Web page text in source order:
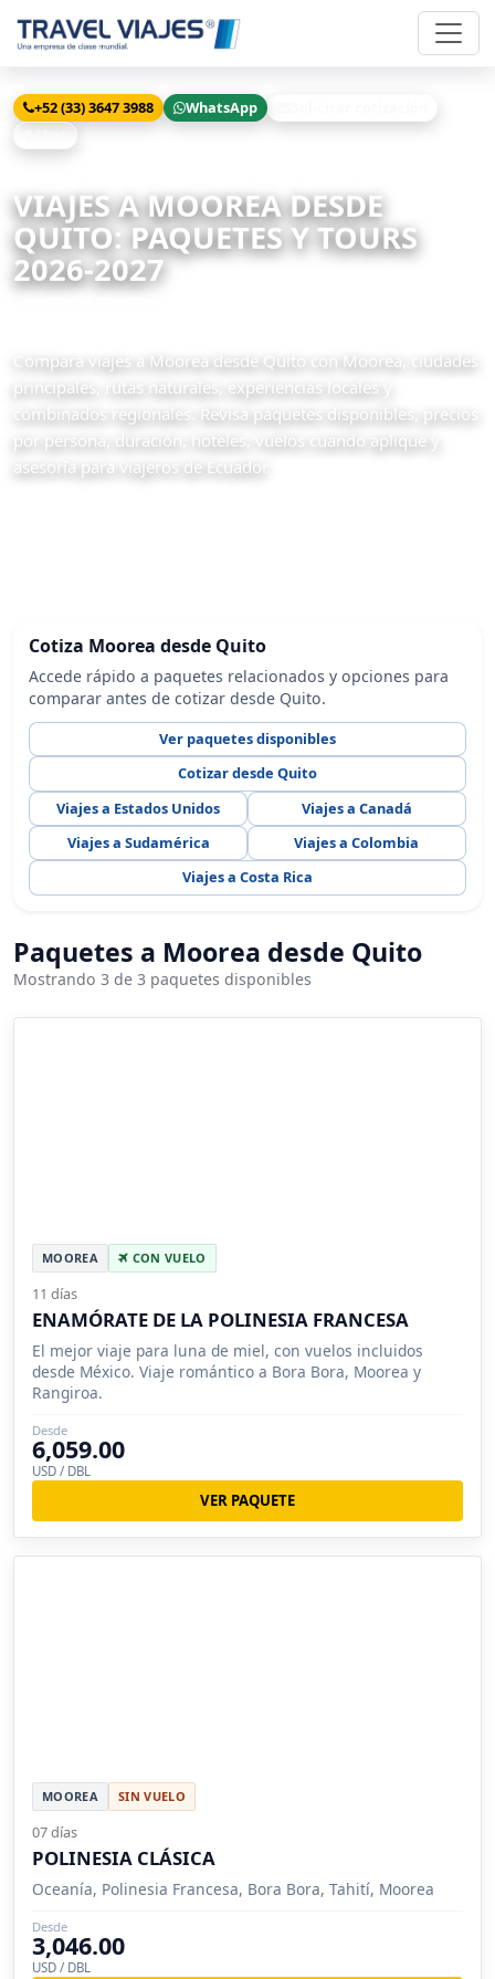
+52 (33) 3647 3988 WhatsApp
VIAJES A MOOREA DESDE
QUITO: PAQUETES Y TOURS
2026-2027
Compara viajes a Moorea desde Quito con Moorea, ciudades
principales, rutas naturales, experiencias locales y
combinados regionales. Revisa paquetes disponibles, precios
por persona, duración, hoteles, vuelos cuando aplique y
asesoría para viajeros de Ecuador.
Cotiza Moorea desde Quito
Accede rápido a paquetes relacionados y opciones para
comparar antes de cotizar desde Quito.
Ver paquetes disponibles
Cotizar desde Quito
Viajes a Estados Unidos
Viajes a Canadá
Viajes a Sudamérica
Viajes a Colombia
Viajes a Costa Rica
Paquetes a Moorea desde Quito
Mostrando 3 de 3 paquetes disponibles
MOOREA CON VUELO
11 días
ENAMÓRATE DE LA POLINESIA FRANCESA
El mejor viaje para luna de miel, con vuelos incluidos
desde México. Viaje romántico a Bora Bora, Moorea y
Rangiroa.
Desde
6,059.00
USD / DBL
VER PAQUETE
MOOREA SIN VUELO
07 días
POLINESIA CLÁSICA
Oceanía, Polinesia Francesa, Bora Bora, Tahití, Moorea
Desde
3,046.00
USD / DBL